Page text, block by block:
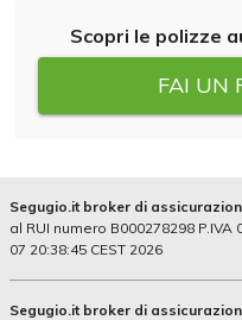
Scopri le polizze
FAI UN
Segugio.it broker di
al RUI numero B000278298
07 20:38:45 CEST 2026
Segugio.it broker di